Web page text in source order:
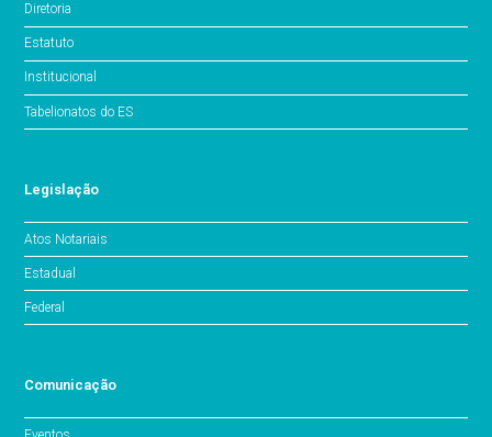
Diretoria
Estatuto
Institucional
Tabelionatos do ES
Legislação
Atos Notariais
Estadual
Federal
Comunicação